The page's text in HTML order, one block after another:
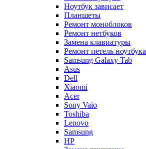
Ноутбук зависает
Планшеты
Ремонт моноблоков
Ремонт нетбуков
Замена клавиатуры
Ремонт петель ноутбука
Samsung Galaxy Tab
Asus
Dell
Xiaomi
Acer
Sony Vaio
Toshiba
Lenovo
Samsung
HP